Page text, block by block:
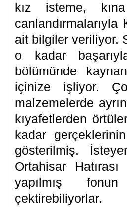
kız isteme,
canlandırmalarıyla
ait bilgiler veriliyor.
o kadar
bölümünde
içinize işliyor.
malzemelerde
kıyafetlerden
kadar
gösterilmiş.
Ortahisar
yapılmış
çektirebiliyorlar.